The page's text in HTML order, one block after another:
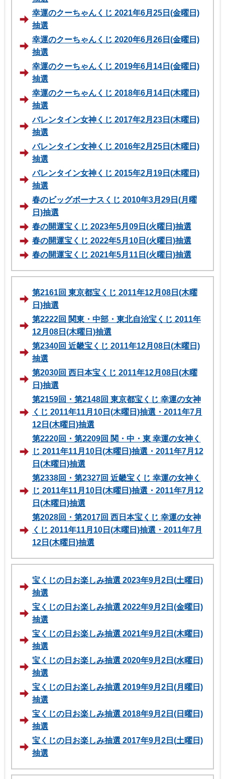
幸運のクーちゃんくじ 2021年6月25日(金曜日)
抽選
幸運のクーちゃんくじ 2020年6月26日(金曜日)
抽選
幸運のクーちゃんくじ 2019年6月14日(金曜日)
抽選
幸運のクーちゃんくじ 2018年6月14日(木曜日)
抽選
バレンタイン女神くじ 2017年2月23日(木曜日)
抽選
バレンタイン女神くじ 2016年2月25日(木曜日)
抽選
バレンタイン女神くじ 2015年2月19日(木曜日)
抽選
春のビッグボーナスくじ 2010年3月29日(月曜
日)抽選
春の開運宝くじ 2023年5月09日(火曜日)抽選
春の開運宝くじ 2022年5月10日(火曜日)抽選
春の開運宝くじ 2021年5月11日(火曜日)抽選
第2161回 東京都宝くじ 2011年12月08日(木曜
日)抽選
第2222回 関東・中部・東北自治宝くじ 2011年
12月08日(木曜日)抽選
第2340回 近畿宝くじ 2011年12月08日(木曜日)
抽選
第2030回 西日本宝くじ 2011年12月08日(木曜
日)抽選
第2159回・第2148回 東京都宝くじ 幸運の女神
くじ 2011年11月10日(木曜日)抽選・2011年7月
12日(木曜日)抽選
第2220回・第2209回 関・中・東 幸運の女神く
じ 2011年11月10日(木曜日)抽選・2011年7月12
日(木曜日)抽選
第2338回・第2327回 近畿宝くじ 幸運の女神く
じ 2011年11月10日(木曜日)抽選・2011年7月12
日(木曜日)抽選
第2028回・第2017回 西日本宝くじ 幸運の女神
くじ 2011年11月10日(木曜日)抽選・2011年7月
12日(木曜日)抽選
宝くじの日お楽しみ抽選 2023年9月2日(土曜日)
抽選
宝くじの日お楽しみ抽選 2022年9月2日(金曜日)
抽選
宝くじの日お楽しみ抽選 2021年9月2日(木曜日)
抽選
宝くじの日お楽しみ抽選 2020年9月2日(水曜日)
抽選
宝くじの日お楽しみ抽選 2019年9月2日(月曜日)
抽選
宝くじの日お楽しみ抽選 2018年9月2日(日曜日)
抽選
宝くじの日お楽しみ抽選 2017年9月2日(土曜日)
抽選